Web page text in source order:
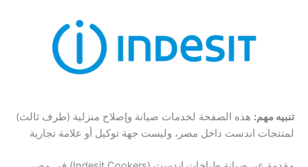
تنبيه مهم: هذه الصفحة لخدمات صيانة وإصلاح منزلية (طرف ثالث)
لمنتجات اندست داخل مصر، وليست جهة توكيل أو علامة تجارية